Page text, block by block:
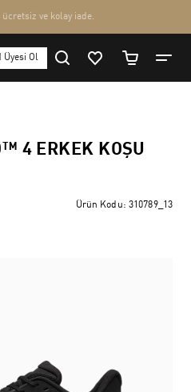
4 ERKEK KOŞU
Ürün Kodu: 310789_13